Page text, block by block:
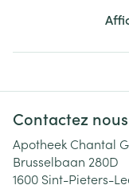
Contactez nous
Apotheek Chantal
Brusselbaan 280D
1600 Sint-Pieters-